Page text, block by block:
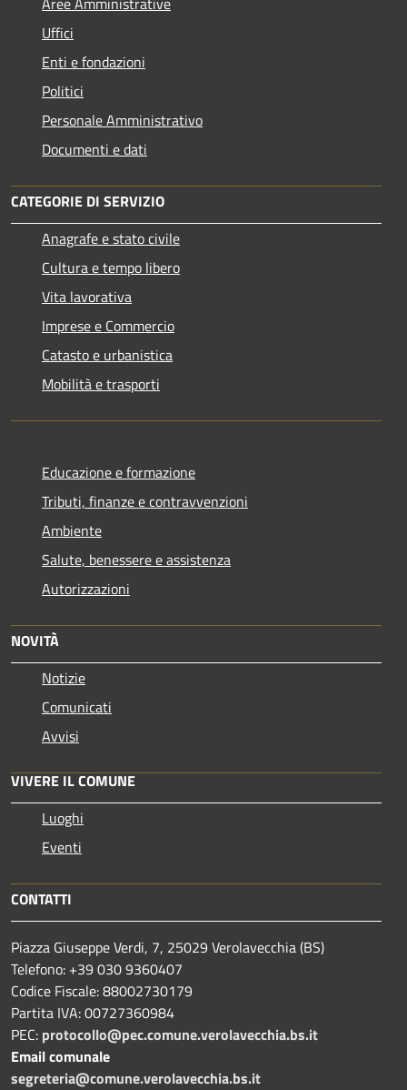
Uffici
Enti e fondazioni
Politici
Personale Amministrativo
Documenti e dati
CATEGORIE DI SERVIZIO
Anagrafe e stato civile
Cultura e tempo libero
Vita lavorativa
Imprese e Commercio
Catasto e urbanistica
Mobilità e trasporti
Educazione e formazione
Tributi, finanze e contravvenzioni
Ambiente
Salute, benessere e assistenza
Autorizzazioni
NOVITÀ
Notizie
Comunicati
Avvisi
VIVERE IL COMUNE
Luoghi
Eventi
CONTATTI
Piazza Giuseppe Verdi, 7, 25029 Verolavecchia (BS)
Telefono: +39 030 9360407
Codice Fiscale: 88002730179
Partita IVA: 00727360984
PEC: protocollo@pec.comune.verolavecchia.bs.it
Email comunale
segreteria@comune.verolavecchia.bs.it